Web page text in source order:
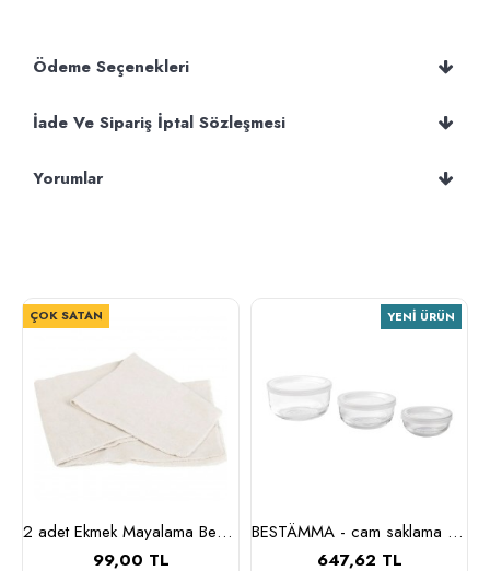
Ödeme Seçenekleri
İade Ve Sipariş İptal Sözleşmesi
Yorumlar
ÇOK SATAN
2 adet Ekmek Mayalama Bezi 50x70 cm, %100 Pamuk Amerikan Pasa Bezi
99,00 TL
YENI ÜRÜN
BESTÄMMA - cam saklama kabı seti (cam)
647,62 TL